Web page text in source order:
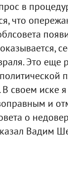
в
что
Это еще
В своем иске
и
о
Вадим